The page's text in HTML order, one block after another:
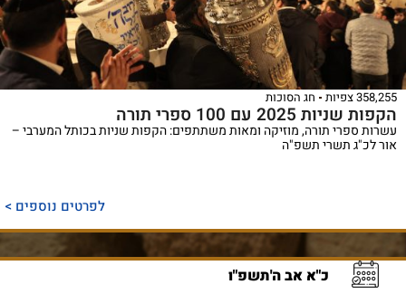
358,255 צפיות חג הסוכות
הקפות שניות 2025 עם 100 ספרי תורה
עשרות ספרי תורה, מוזיקה ומאות משתתפים: הקפות שניות בכותל המערבי –
אור לכ"ג תשרי תשפ"ה
לפרטים נוספים >
כ"א אב ה'תשפ"ו